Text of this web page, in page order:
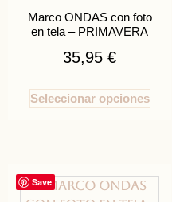
Marco ONDAS con foto
en tela – PRIMAVERA
35,95€
Seleccionar opciones
Save